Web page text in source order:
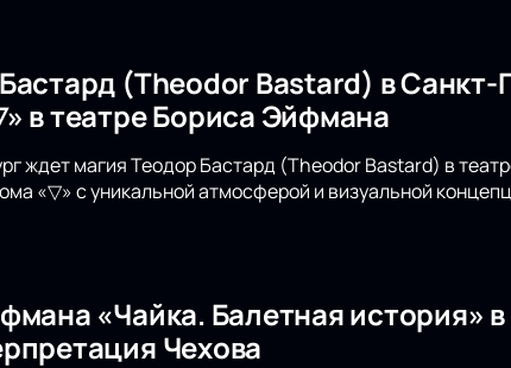
(Theodor Bastard) в Санкт-
в театре Бориса Эйфмана
ждет магия Теодор Бастард (Theodor Bastard) в
«▽» с уникальной атмосферой и визуальной
«Чайка. Балетная история»
Чехова